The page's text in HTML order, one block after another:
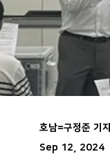
호남=구정준 기
Sep 12, 2024